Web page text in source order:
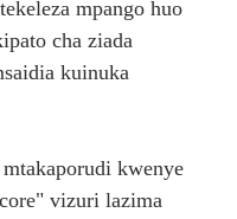
mpango huo
cha ziada
kuinuka
kwenye
vizuri lazima